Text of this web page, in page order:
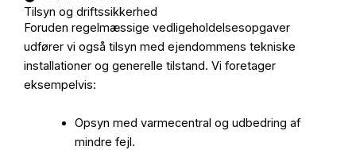
Tilsyn og driftssikkerhed
Foruden regelmæssige vedligeholdelsesopgaver
udfører vi også tilsyn med ejendommens tekniske
installationer og generelle tilstand. Vi foretager
eksempelvis:
Opsyn med varmecentral og udbedring af
mindre fejl.